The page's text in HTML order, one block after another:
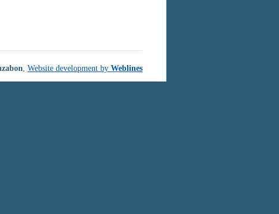
Website development by Weblines